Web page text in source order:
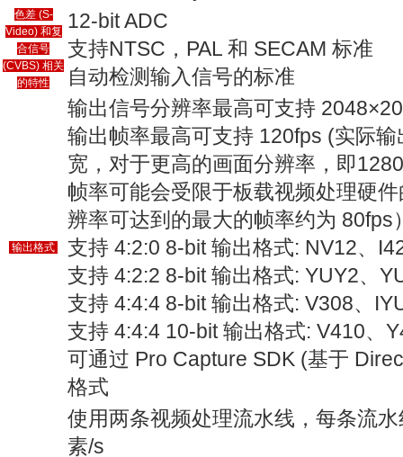
色差 (S-
Video) 和复
合信号
(CVBS) 相关
的特性
12-bit ADC
支持NTSC，PAL 和 SECAM 标准
自动检测输入信号的标准
输出格式
输出信号分辨率最高可支持
输出帧率最高可支持 120fps (实际
宽，对于更高的画面分辨率，即
帧率可能会受限于板载视频处理硬
辨率可达到的最大的帧率约为 80fps
支持 4:2:0 8-bit 输出格式: NV12、
支持 4:2:2 8-bit 输出格式: YUY2、
支持 4:4:4 8-bit 输出格式: V308、
支持 4:4:4 10-bit 输出格式: V410、
可通过 Pro Capture SDK (基于
格式
使用两条视频处理流水线，每条流
素/s